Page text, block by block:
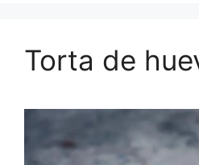
Torta de